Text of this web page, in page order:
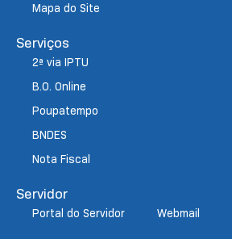
Mapa do Site
Serviços
2ª via IPTU
B.O. Online
Poupatempo
BNDES
Nota Fiscal
Servidor
Portal do Servidor Webmail